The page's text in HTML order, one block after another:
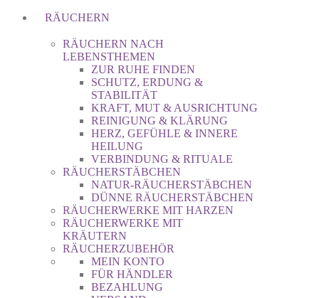
RÄUCHERN
RÄUCHERN NACH
LEBENSTHEMEN
ZUR RUHE FINDEN
SCHUTZ, ERDUNG &
STABILITÄT
KRAFT, MUT & AUSRICHTUNG
REINIGUNG & KLÄRUNG
HERZ, GEFÜHLE & INNERE
HEILUNG
VERBINDUNG & RITUALE
RÄUCHERSTÄBCHEN
NATUR-RÄUCHERSTÄBCHEN
DÜNNE RÄUCHERSTÄBCHEN
RÄUCHERWERKE MIT HARZEN
RÄUCHERWERKE MIT
KRÄUTERN
RÄUCHERZUBEHÖR
MEIN KONTO
FÜR HÄNDLER
BEZAHLUNG